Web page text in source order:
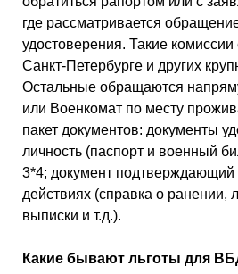
где рассматривается
удостоверения. Такие комиссии
Санкт-Петербурге и других
Остальные обращаются
или Военкомат по месту
пакет документов: документы
личность (паспорт и военный
3*4; документ подтверждающий
действиях (справка о ранении,
выписки и т.д.).
Какие бывают льготы для